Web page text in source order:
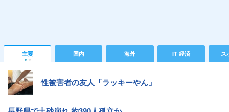
主要 国内 海外 IT 経済 ス
性被害者の友人「ラッキーやん」